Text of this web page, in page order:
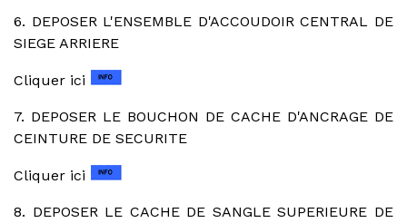
6. DEPOSER L'ENSEMBLE D'ACCOUDOIR CENTRAL DE
SIEGE ARRIERE
Cliquer ici
7. DEPOSER LE BOUCHON DE CACHE D'ANCRAGE DE
CEINTURE DE SECURITE
Cliquer ici
8. DEPOSER LE CACHE DE SANGLE SUPERIEURE DE